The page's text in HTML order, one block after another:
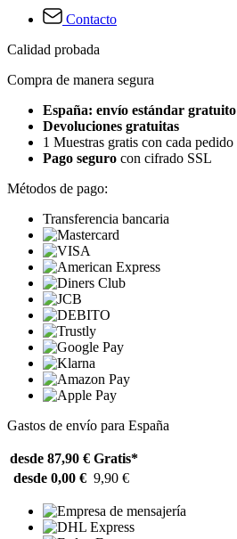
Contacto
Calidad probada
Compra de manera segura
España: envío estándar gratuito
Devoluciones gratuitas
1 Muestras gratis con cada pedido
Pago seguro con cifrado SSL
Métodos de pago:
Transferencia bancaria
Gastos de envío para España
desde 87,90 € Gratis*
desde 0,00 € 9,90 €